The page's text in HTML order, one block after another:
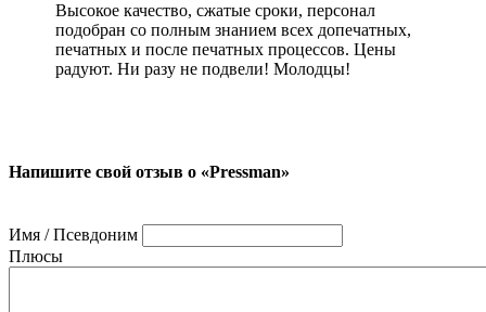
Высокое качество, сжатые сроки, персонал
подобран со полным знанием всех допечатных,
печатных и после печатных процессов. Цены
радуют. Ни разу не подвели! Молодцы!
Напишите свой отзыв о «Pressman»
Имя / Псевдоним
Плюсы